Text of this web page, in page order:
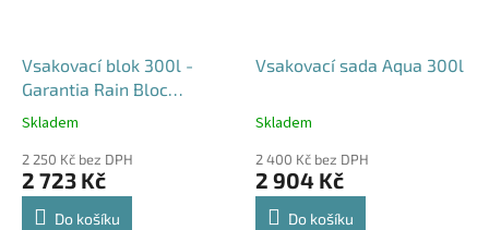
Vsakovací blok 300l -
Garantia Rain Bloc
Compact
Průměrné
produktu
je
4,5
Skladem
2 250 Kč bez DPH
2 723 Kč
Do košíku
Vsakovací sada Aqua 300l
Průměrné
produktu
je
5,0
Skladem
2 400 Kč bez DPH
2 904 Kč
Do košíku